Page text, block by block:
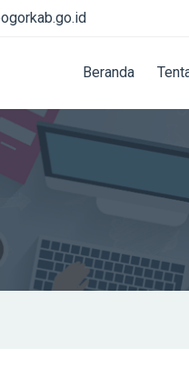
Beranda